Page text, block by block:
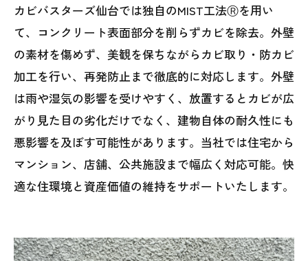
カビバスターズ仙台では独自のMIST工法Ⓡを用い
て、コンクリート表面部分を削らずカビを除去。外壁
の素材を傷めず、美観を保ちながらカビ取り・防カビ
加工を行い、再発防止まで徹底的に対応します。外壁
は雨や湿気の影響を受けやすく、放置するとカビが広
がり見た目の劣化だけでなく、建物自体の耐久性にも
悪影響を及ぼす可能性があります。当社では住宅から
マンション、店舗、公共施設まで幅広く対応可能。快
適な住環境と資産価値の維持をサポートいたします。